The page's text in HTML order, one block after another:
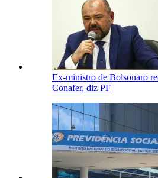
Ex-ministro de Bolsonaro
Conafer, diz PF